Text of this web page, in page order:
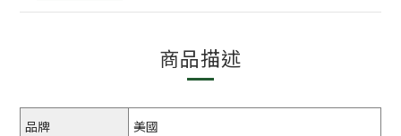
商品描述
品牌 美國